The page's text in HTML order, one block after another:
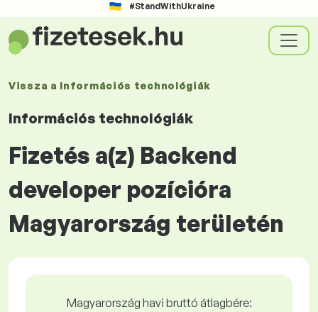
#StandWithUkraine
Vissza a Információs technológiák
Információs technológiák
Fizetés a(z) Backend
developer pozícióra
Magyarország területén
Magyarország havi bruttó átlagbére: